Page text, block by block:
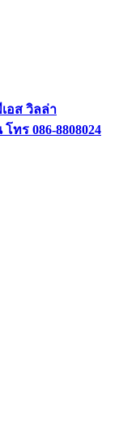
อส วิลล่า
ทร 086-8808024